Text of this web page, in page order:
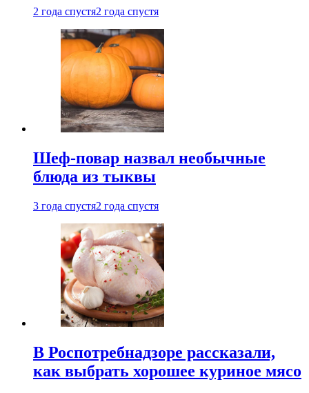
2 года спустя2 года спустя
Шеф-повар назвал необычные
блюда из тыквы
3 года спустя2 года спустя
В Роспотребнадзоре рассказали,
как выбрать хорошее куриное мясо